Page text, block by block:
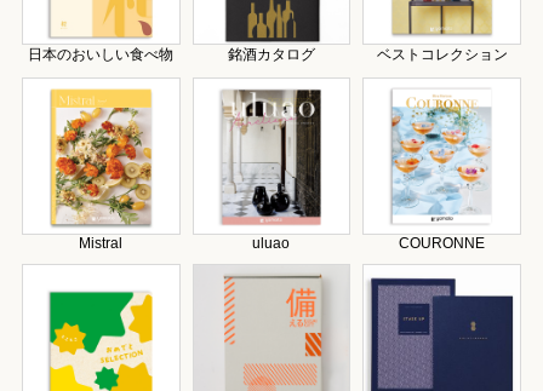
日本のおいしい食べ物 銘酒カタログ ベストコレクション
Mistral uluao COURONNE